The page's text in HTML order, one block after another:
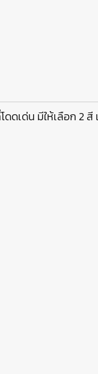
เด่น มีให้เลือก 2 สี